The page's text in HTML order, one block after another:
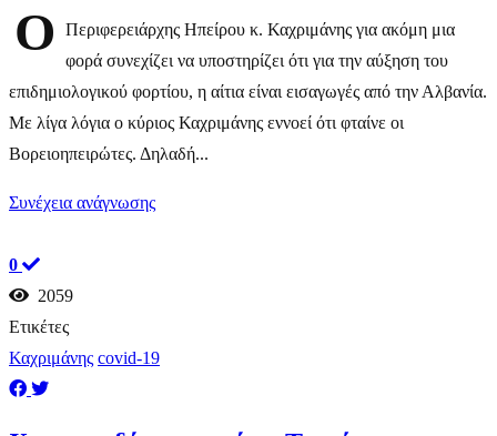
Ο
Περιφερειάρχης Ηπείρου κ. Καχριμάνης για ακόμη μια
φορά συνεχίζει να υποστηρίζει ότι για την αύξηση του
επιδημιολογικού φορτίου, η αίτια είναι εισαγωγές από την Αλβανία.
Με λίγα λόγια ο κύριος Καχριμάνης εννοεί ότι φταίνε οι
Βορειοηπειρώτες. Δηλαδή...
Συνέχεια ανάγνωσης
0
2059
Ετικέτες
Καχριμάνης covid-19